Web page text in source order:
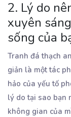
2. Lý do
xuyên
sống của
Tranh đá thạch
giản là một tác
hảo của yếu tố
lý do tại sao bạn
không gian của